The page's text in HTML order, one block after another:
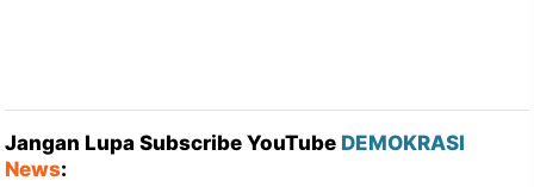
Jangan Lupa Subscribe YouTube DEMOKRASI
News: